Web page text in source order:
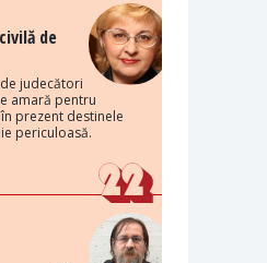
de
judecători
amară pentru
prezent destinele
periculoasă.